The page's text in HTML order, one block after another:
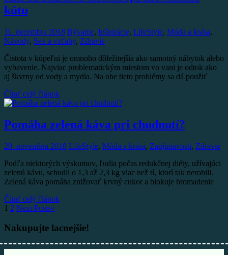
kútu
11. decembra 2018 Bývanie, Inšpirácie, LifeStyle, Móda a krása,
Návody, Sex a vzťahy, Zdravie
Čistota v kúpeľni je omnoho dôležitejšia ako samotný nábytok alebo
vybavenie. Najviac problematickým miestom vo vani je odtok ako
aj škvrny od vody a mydla. Na obe tieto problémy sa dá použiť
Čítať celý článok
Pomáha zelená káva pri chudnutí?
20. novembra 2018 LifeStyle, Móda a krása, Zaujímavosti, Zdravie
Podľa niektorých výskumov, ľudia počas redukčnej diéty, užívajúci
zelenú kávu, schudli o 1,3 až 2,3 kg viac než tí, ktorí tak nerobili.
Zelená káva pomáha znižovať krvný cukor a blokuje hromadenie
Čítať celý článok
1 2 Next Posts»
Nakupujte lacnejšie!